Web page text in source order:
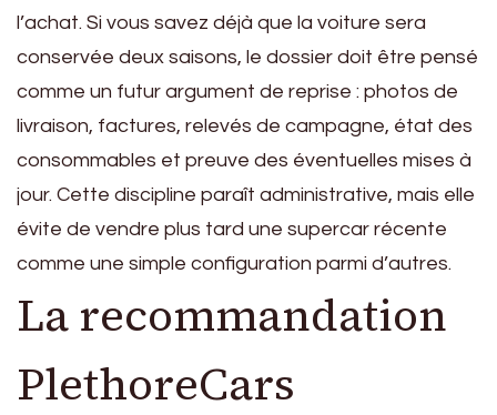
l’achat. Si vous savez déjà que la voiture sera
conservée deux saisons, le dossier doit être pensé
comme un futur argument de reprise : photos de
livraison, factures, relevés de campagne, état des
consommables et preuve des éventuelles mises à
jour. Cette discipline paraît administrative, mais elle
évite de vendre plus tard une supercar récente
comme une simple configuration parmi d’autres.
La recommandation
PlethoreCars